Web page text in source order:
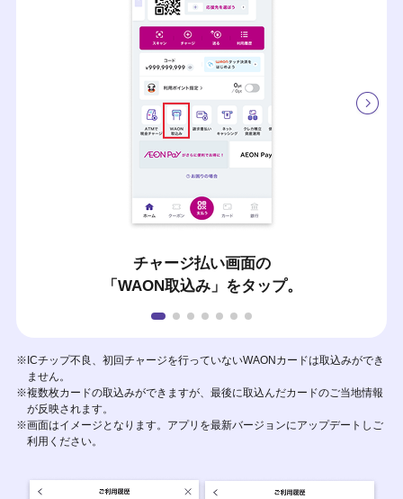
チャージ払い画面の
「WAON取込み」をタップ。
※ICチップ不良、初回チャージを行っていないWAONカードは取込みができ
ません。
※複数枚カードの取込みができますが、最後に取込んだカードのご当地情報
が反映されます。
※画面はイメージとなります。アプリを最新バージョンにアップデートしご
利用ください。